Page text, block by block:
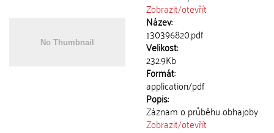
Zobrazit/otevřít
Název:
130396820.pdf
Velikost:
232.9Kb
Formát:
application/pdf
Popis:
Záznam o průběhu obhajoby
Zobrazit/otevřít